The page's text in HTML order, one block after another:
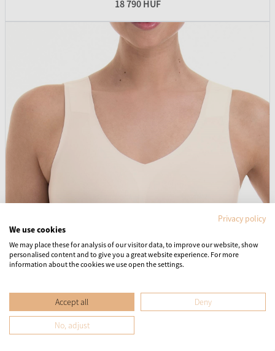
18 790 HUF
Privacy policy
We use cookies
We may place these for analysis of our visitor data, to improve our website, show
personalised content and to give you a great website experience. For more
information about the cookies we use open the settings.
Accept all Deny
No, adjust